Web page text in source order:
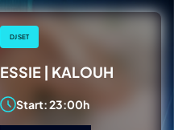
DJ SET
ESSIE | KALOUH
Start: 23:00h